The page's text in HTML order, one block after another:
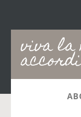
viva la
Main